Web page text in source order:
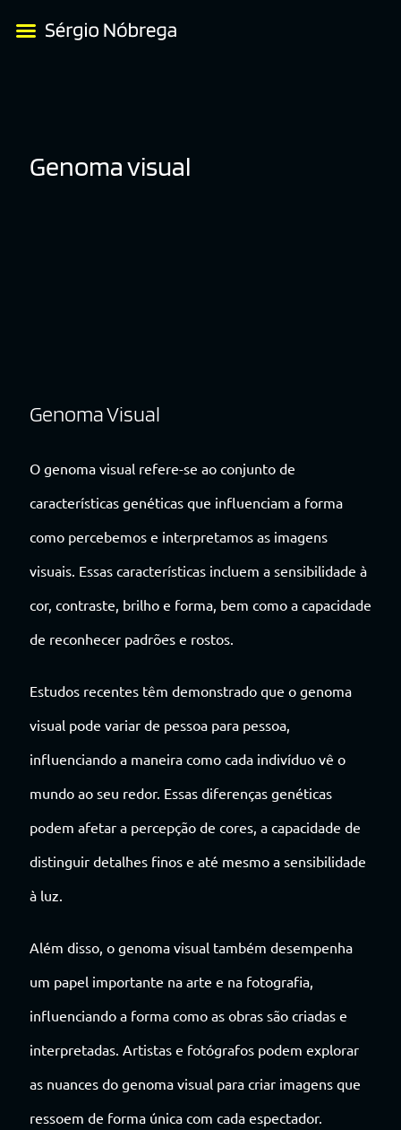
Genoma visual
Genoma Visual
O genoma visual refere-se ao conjunto de
características genéticas que influenciam a forma
como percebemos e interpretamos as imagens
visuais. Essas características incluem a sensibilidade à
cor, contraste, brilho e forma, bem como a capacidade
de reconhecer padrões e rostos.
Estudos recentes têm demonstrado que o genoma
visual pode variar de pessoa para pessoa,
influenciando a maneira como cada indivíduo vê o
mundo ao seu redor. Essas diferenças genéticas
podem afetar a percepção de cores, a capacidade de
distinguir detalhes finos e até mesmo a sensibilidade
à luz.
Além disso, o genoma visual também desempenha
um papel importante na arte e na fotografia,
influenciando a forma como as obras são criadas e
interpretadas. Artistas e fotógrafos podem explorar
as nuances do genoma visual para criar imagens que
ressoem de forma única com cada espectador.